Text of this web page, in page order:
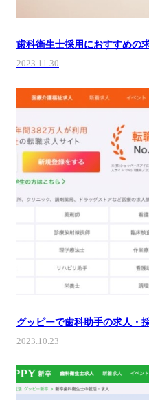
歯科衛生士採用におすすめの
2023.11.30
グッピーで歯科助手の求人・
2023.10.23